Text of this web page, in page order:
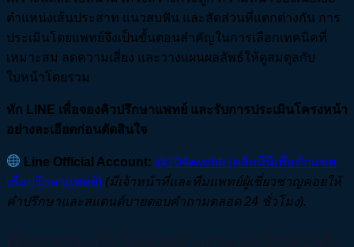
ตำแหน่งเส้นประสาท แนวสบฟัน และสัดส่วนที่แตกต่างกัน การ
ประเมินโดยแพทย์จึงเป็นขั้นตอนสำคัญในการเลือกเทคนิคที่
เหมาะสม ลดความเสี่ยง และวางแผนผลลัพธ์ให้ดูสมดุลกับ
ใบหน้าโดยรวม
ทัก LINE เพื่อจองคิวปรึกษาแพทย์ และรับการประเมินโครงหน้า
อย่างละเอียดก่อนตัดสินใจ
Line Official Account: @104wwihb (คลิกที่นี่เพื่อทักแชต
เพื่อปรึกษาแพทย์) (มีเจ้าหน้าที่และทีมแพทย์ผู้เชี่ยวชาญคอยให้
คำปรึกษาและสแตนด์บายตอบคำถามตลอด 24 ชั่วโมง).